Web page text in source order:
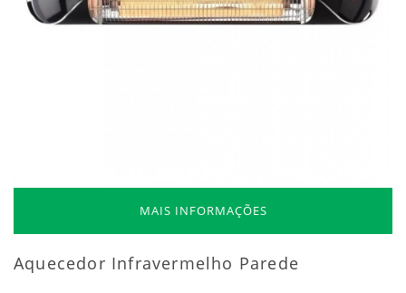
MAIS INFORMAÇÕES
Aquecedor Infravermelho Parede